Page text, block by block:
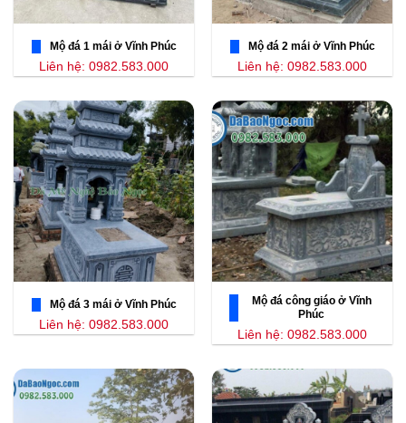
Mộ đá 1 mái ở Vĩnh Phúc
Liên hệ: 0982.583.000
Mộ đá 2 mái ở Vĩnh Phúc
Liên hệ: 0982.583.000
Mộ đá 3 mái ở Vĩnh Phúc
Liên hệ: 0982.583.000
Mộ đá công giáo ở Vĩnh
Phúc
Liên hệ: 0982.583.000